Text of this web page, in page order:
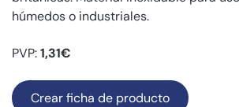
húmedos o industriales.
PVP:1,31€
Crear ficha de producto